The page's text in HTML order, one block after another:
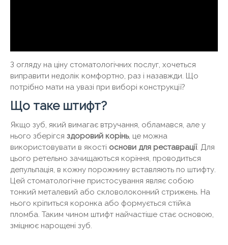
З огляду на ціну стоматологічних послуг, хочеться
виправити недолік комфортно, раз і назавжди. Що
потрібно мати на увазі при виборі конструкції?
Що таке штифт?
Якщо зуб, який вимагає втручання, обламався, але у
нього зберігся здоровий корінь, це можна
використовувати в якості основи для реставрації. Для
цього ретельно зачищаються коріння, проводиться
депульпація, в кожну порожнину вставляють по штифту.
Цей стоматологічне пристосування являє собою
тонкий металевий або скловолоконний стрижень. На
нього кріпиться коронка або формується стійка
пломба. Таким чином штифт найчастіше стає основою,
зміцнює нарощені зуб.